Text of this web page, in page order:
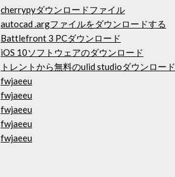
cherrypyダウンロードファイル
autocad .argファイルをダウンロードする
Battlefront 3 PCダウンロード
iOS 10ソフトウェアのダウンロード
トレントから無料のulid studioダウンロード
fwjaeeu
fwjaeeu
fwjaeeu
fwjaeeu
fwjaeeu